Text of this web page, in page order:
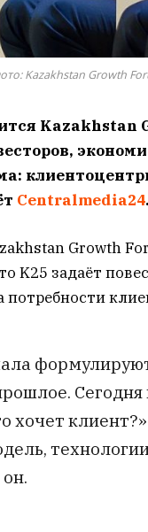
Kazakhstan Growth
Kazakhstan
Centralmedia24.
Growth
K25 задаёт
потребности
хочет